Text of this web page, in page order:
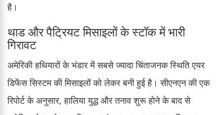
है।
थाड और पैट्रियट मिसाइलों के स्टॉक में भारी
गिरावट
अमेरिकी हथियारों के भंडार में सबसे ज्यादा चिंताजनक स्थिति एयर
डिफेंस सिस्टम की मिसाइलों को लेकर बनी हुई है। सीएनएन की एक
रिपोर्ट के अनुसार, हालिया युद्ध और तनाव शुरू होने के बाद से